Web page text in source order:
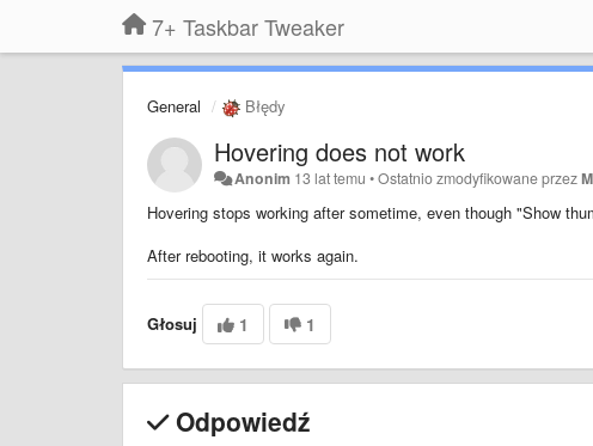
7+ Taskbar Tweaker
General Błędy
Hovering does not work
Anonim 13 lat temu •Ostatnio zmodyfikowane przez
Hovering stops working after sometime, even though "Show
After rebooting, it works again.
Głosuj 1 1
Odpowiedź